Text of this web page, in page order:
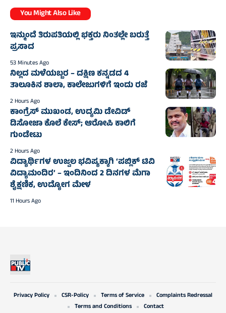
You Might Also Like
ಇನ್ಮುಂದೆ ತಿರುಪತಿಯಲ್ಲಿ ಭಕ್ತರು ನಿಂತಲ್ಲೇ ಬರುತ್ತೆ
ಪ್ರಸಾದ
53 Minutes Ago
ನಿಲ್ಲದ ಮಳೆಯಬ್ಬರ – ದಕ್ಷಿಣ ಕನ್ನಡದ 4
ತಾಲೂಕಿನ ಶಾಲಾ, ಕಾಲೇಜುಗಳಿಗೆ ಇಂದು ರಜೆ
2 Hours Ago
ಕಾಂಗ್ರೆಸ್‌ ಮುಖಂಡ, ಉದ್ಯಮಿ ಡೇವಿಡ್‌
ಡಿಸೋಜಾ ಕೊಲೆ ಕೇಸ್;‌ ಆರೋಪಿ ಕಾಲಿಗೆ
ಗುಂಡೇಟು
2 Hours Ago
ವಿದ್ಯಾರ್ಥಿಗಳ ಉಜ್ವಲ ಭವಿಷ್ಯಕ್ಕಾಗಿ ‘ಪಬ್ಲಿಕ್ ಟಿವಿ
ವಿದ್ಯಾಮಂದಿರ’ – ಇಂದಿನಿಂದ 2 ದಿನಗಳ ಮೆಗಾ
ಶೈಕ್ಷಣಿಕ, ಉದ್ಯೋಗ ಮೇಳ
11 Hours Ago
Privacy Policy CSR-Policy Terms of Service
Complaints Redressal
Terms and Conditions
Contact